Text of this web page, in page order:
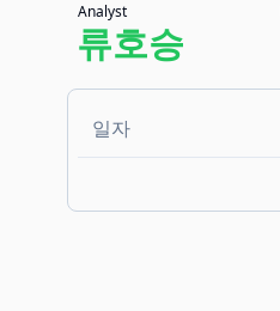
Analyst
류호승
일자